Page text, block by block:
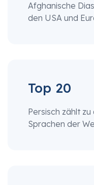
Afghanische
den USA und
Top 20
Persisch zählt
Sprachen der